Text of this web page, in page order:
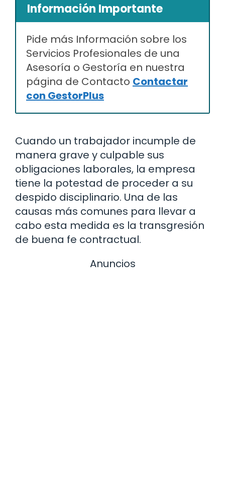
Información Importante
Pide más Información sobre los
Servicios Profesionales de una
Asesoría o Gestoría en nuestra
página de Contacto Contactar
con GestorPlus
Cuando un trabajador incumple de
manera grave y culpable sus
obligaciones laborales, la empresa
tiene la potestad de proceder a su
despido disciplinario. Una de las
causas más comunes para llevar a
cabo esta medida es la transgresión
de buena fe contractual.
Anuncios